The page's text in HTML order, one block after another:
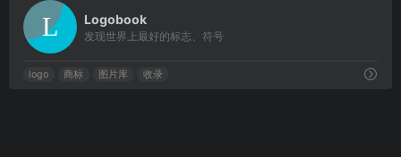
Logobook
发现世界上最好的标志、符号
logo 商标 图片库 收录